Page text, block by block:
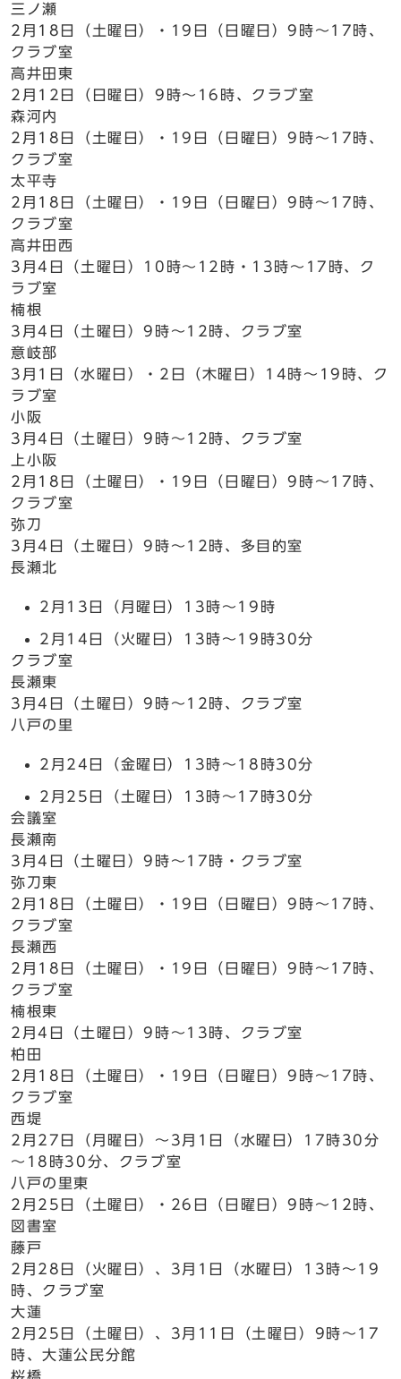
三ノ瀬
2月18日（土曜日）・19日（日曜日）9時～17時、
クラブ室
高井田東
2月12日（日曜日）9時～16時、クラブ室
森河内
2月18日（土曜日）・19日（日曜日）9時～17時、
クラブ室
太平寺
2月18日（土曜日）・19日（日曜日）9時～17時、
クラブ室
高井田西
3月4日（土曜日）10時～12時・13時～17時、ク
ラブ室
楠根
3月4日（土曜日）9時～12時、クラブ室
意岐部
3月1日（水曜日）・2日（木曜日）14時～19時、ク
ラブ室
小阪
3月4日（土曜日）9時～12時、クラブ室
上小阪
2月18日（土曜日）・19日（日曜日）9時～17時、
クラブ室
弥刀
3月4日（土曜日）9時～12時、多目的室
長瀬北
2月13日（月曜日）13時～19時
2月14日（火曜日）13時～19時30分
クラブ室
長瀬東
3月4日（土曜日）9時～12時、クラブ室
八戸の里
2月24日（金曜日）13時～18時30分
2月25日（土曜日）13時～17時30分
会議室
長瀬南
3月4日（土曜日）9時～17時・クラブ室
弥刀東
2月18日（土曜日）・19日（日曜日）9時～17時、
クラブ室
長瀬西
2月18日（土曜日）・19日（日曜日）9時～17時、
クラブ室
楠根東
2月4日（土曜日）9時～13時、クラブ室
柏田
2月18日（土曜日）・19日（日曜日）9時～17時、
クラブ室
西堤
2月27日（月曜日）～3月1日（水曜日）17時30分
～18時30分、クラブ室
八戸の里東
2月25日（土曜日）・26日（日曜日）9時～12時、
図書室
藤戸
2月28日（火曜日）、3月1日（水曜日）13時～19
時、クラブ室
大蓮
2月25日（土曜日）、3月11日（土曜日）9時～17
時、大蓮公民分館